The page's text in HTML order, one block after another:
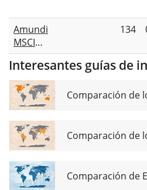
World
Financials
UCITS ETF
USD
Amundi
MSCI
World
Financials
UCITS ETF
EUR Acc
134
Interesantes guías de
Comparación de